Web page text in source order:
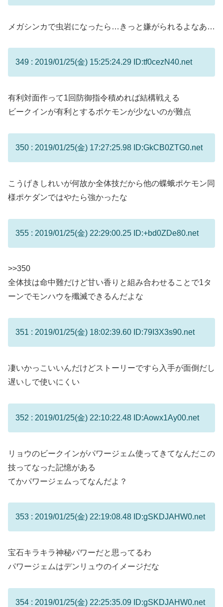
メガシンカで虫岩になったら…きっと嫌がられるよなあ…
349 : 2019/01/25(金) 15:25:24.29 ID:tf0cezN40.net
有利対面作って1回防御指令積めれば結構戦える
ビークインが有利とするポケモンが少ないのが難点
350 : 2019/01/25(金) 17:27:25.98 ID:GkCB0ZTG0.net
こうげきしれいが何故か全体技だから他の蝶蛾ポケモン同
様ポケダンではやたら強かったな
355 : 2019/01/25(金) 22:29:00.25 ID:+bd0ZDe80.net
>>350
全体技は命中難だけど甘い香りと組み合わせることで1タ
ーンでモンハウを殲滅できるんだよな
351 : 2019/01/25(金) 18:02:39.60 ID:79I3X3s90.net
凄いかっこいいんだけどストーリーですら入手が面倒だし
遅いしで使いにくい
352 : 2019/01/25(金) 22:10:22.48 ID:Aowx1Ay00.net
リョウのビークインがパワージェム使ってきてなんだこの
技ってなった記憶がある
てかパワージェムってなんだよ？
353 : 2019/01/25(金) 22:19:08.48 ID:gSKDJAHW0.net
宝石キラキラ神秘パワーだと思ってるわ
パワージェムはデンリュウのイメージだな
354 : 2019/01/25(金) 22:25:35.09 ID:gSKDJAHW0.net